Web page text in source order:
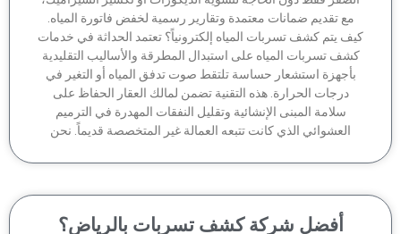
مع تقديم ضمانات معتمدة وتقارير رسمية لخفض فاتورة المياه.
يتم كشف تسربات المياه إلكترونياً؟ تعتمد الحداثة في خدمات
تسربات المياه على استبدال المطرقة والأساليب التقليدية
بأجهزة استشعار حساسة تلتقط صوت تدفق المياه أو التغير في
درجات الحرارة. هذه التقنية تضمن لمالك العقار الحفاظ على
سلامة المبنى الإنشائية وتقليل النفقات المهدرة في الترميم
العشوائي الذي كانت تتبعه العمالة غير المتخصصة قديماً. نحن
أفضل شركة كشف تسربات بالرياض؟